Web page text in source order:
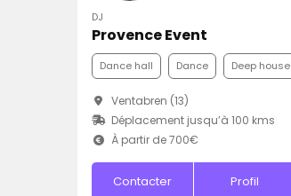
DJ
Provence Event
Dance hall Dance Deep house
Ventabren (13)
Déplacement jusqu’à 100 kms
À partir de 700€
Contacter Profil